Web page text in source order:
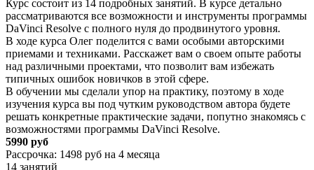
Курс состоит из 14 подробных занятий. В курсе детально
рассматриваются все возможности и инструменты программы
DaVinci Resolve с полного нуля до продвинутого уровня.
В ходе курса Олег поделится с вами особыми авторскими
приемами и техниками. Расскажет вам о своем опыте работы
над различными проектами, что позволит вам избежать
типичных ошибок новичков в этой сфере.
В обучении мы сделали упор на практику, поэтому в ходе
изучения курса вы под чутким руководством автора будете
решать конкретные практические задачи, попутно знакомясь с
возможностями программы DaVinci Resolve.
5990 руб
Рассрочка: 1498 руб на 4 месяца
14 занятий